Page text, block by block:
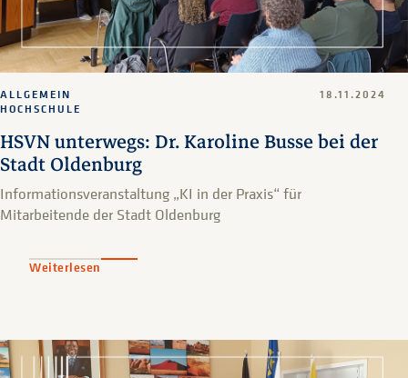
HSVN unterwegs: Dr. Karoline Busse bei der
Stadt Oldenburg
ALLGEMEIN
HOCHSCHULE
18.11.2024
Informationsveranstaltung „KI in der Praxis“ für
Mitarbeitende der Stadt Oldenburg
Weiterlesen